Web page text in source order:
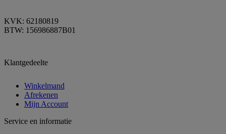
KVK: 62180819
BTW: 156986887B01
Klantgedeelte
Winkelmand
Afrekenen
Mijn Account
Service en informatie